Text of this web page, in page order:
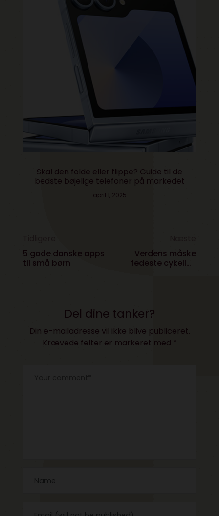
Skal den folde eller flippe? Guide til de
bedste bøjelige telefoner på markedet
april 1, 2025
5 gode danske apps
til små børn
Verdens måske
fedeste cykellås
Del dine tanker?
Din e-mailadresse vil ikke blive publiceret.
Krævede felter er markeret med *